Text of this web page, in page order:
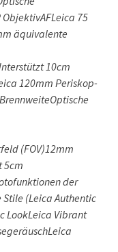
75
äquivalente
10cm
120mm Periskop-
(FOV)12mm
5cm
der
(Leica Authentic
LookLeica Vibrant